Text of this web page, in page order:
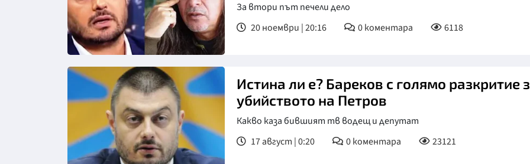
За втори път печели дело
20 ноември | 20:16
0коментара 6118
Истина ли е? Бареков с голямо разкритие
убийството на Петров
Какво каза бившият тв водещ и депутат
17 август | 0:20
0коментара 23121